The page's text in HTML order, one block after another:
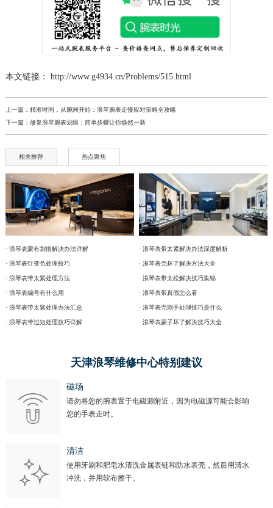
本文链接： http://www.g4934.cn/Problems/515.html
上一篇： 精准时间，从腕间开始：浪琴腕表走慢应对策略全攻略
下一篇： 修复浪琴腕表划痕：简单步骤让你焕然一新
相关推荐 热点聚焦
· 浪琴表蒙有划痕解决办法详解
· 浪琴表针变色处理技巧
· 浪琴表带太紧处理方法
· 浪琴表编号有什么用
· 浪琴表带太紧处理办法汇总
· 浪琴表带过短处理技巧详解
· 浪琴表带太紧解决办法深度解析
· 浪琴表壳坏了解决方法大全
· 浪琴表带太松解决技巧集锦
· 浪琴表带真假怎么看
· 浪琴表壳割手处理技巧是什么
· 浪琴表蒙子坏了解决技巧大全
天津浪琴维修中心特别建议
磁场
请勿将您的腕表置于电磁源附近，因为电磁源可能会影响
您的手表走时。
清洁
使用牙刷和肥皂水清洗金属表链和防水表壳，然后用清水
冲洗，并用软布擦干。